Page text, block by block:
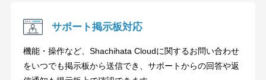
サポート掲示板対応
機能・操作など、Shachihata Cloudに関するお問い合わせ
をいつでも掲示板から送信でき、サポートからの回答や返